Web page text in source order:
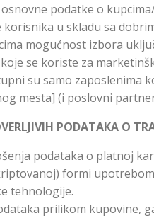
podatke o
u skladu sa
mogućnost izbora
se koriste za
su samo zaposlenima
mesta] (i poslovni
PODATAKA O
podataka o platnoj
formi
tehnologije.
prilikom kupovine,